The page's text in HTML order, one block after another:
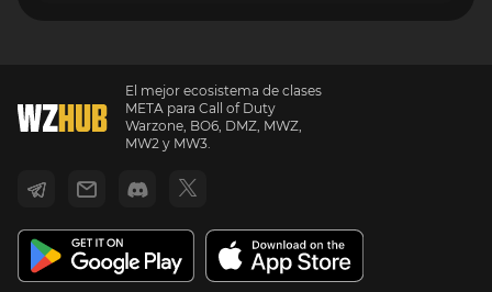
El mejor ecosistema de clases
META para Call of Duty
Warzone, BO6, DMZ, MWZ,
MW2 y MW3.